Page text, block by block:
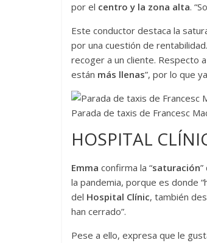
por el centro y la zona alta.
Este conductor destaca la
por una cuestión de
recoger a un cliente. Respecto
están más llenas”, por lo que
Parada de taxis de Francesc
HOSPITAL
Emma confirma la “saturación
la pandemia, porque es donde
del Hospital Clínic, también
han cerrado”.
Pese a ello, expresa que le